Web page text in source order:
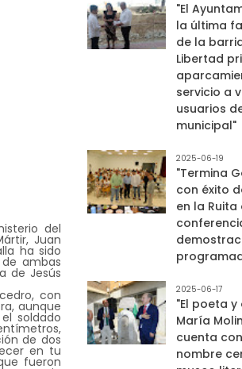
del
Juan
ha sido
ambas
de Jesús
con
aunque
soldado
de dos
en tu
fueron
"El
la última
de la
Libertad
servicio a
usuarios
municipal"
2025-06-19
"Termina
con éxito
en la
2025-06-17
"El poeta
María
cuenta
nombre